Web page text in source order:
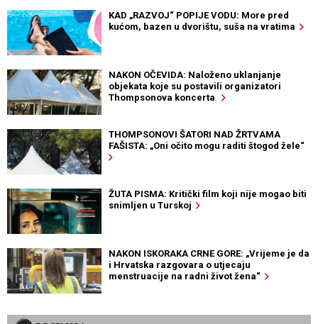
KAD „RAZVOJ“ POPIJE VODU: More pred
kućom, bazen u dvorištu, suša na vratima
NAKON OČEVIDA: Naloženo uklanjanje
objekata koje su postavili organizatori
Thompsonova koncerta
THOMPSONOVI ŠATORI NAD ŽRTVAMA
FAŠISTA: „Oni očito mogu raditi štogod žele“
ŽUTA PISMA: Kritički film koji nije mogao biti
snimljen u Turskoj
NAKON ISKORAKA CRNE GORE: „Vrijeme je da
i Hrvatska razgovara o utjecaju
menstruacije na radni život žena“